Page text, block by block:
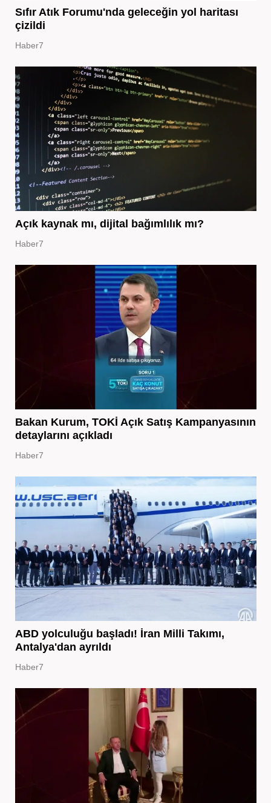
Sıfır Atık Forumu'nda geleceğin yol haritası
çizildi
Haber7
Açık kaynak mı, dijital bağımlılık mı?
Haber7
Bakan Kurum, TOKİ Açık Satış Kampanyasının
detaylarını açıkladı
Haber7
ABD yolculuğu başladı! İran Milli Takımı,
Antalya'dan ayrıldı
Haber7